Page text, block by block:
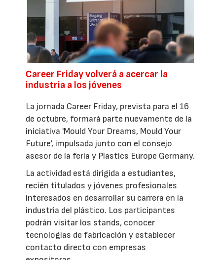
Career Friday volverá a acercar la
industria a los jóvenes
La jornada Career Friday, prevista para el 16
de octubre, formará parte nuevamente de la
iniciativa 'Mould Your Dreams, Mould Your
Future', impulsada junto con el consejo
asesor de la feria y Plastics Europe Germany.
La actividad está dirigida a estudiantes,
recién titulados y jóvenes profesionales
interesados en desarrollar su carrera en la
industria del plástico. Los participantes
podrán visitar los stands, conocer
tecnologías de fabricación y establecer
contacto directo con empresas